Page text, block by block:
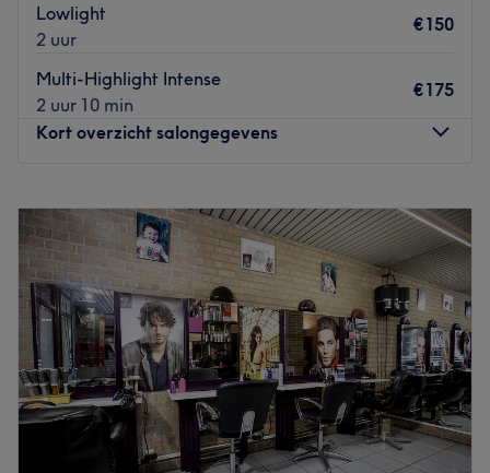
Lowlight
2 uur
€150
Multi-Highlight Intense
2 uur 10 min
€175
Kort overzicht salongegevens
Dinsdag
10:00–19:30
Woensdag
10:00– 19:30
Donderdag
10:00–19:30
Vrijdag
10:00 –19:30
Zaterdag
10:00–19:30
Zondag
Gesloten
Magic Touch by V&H in Auderghem is een moderne hair
salon waar zorg en comfort centraal staan, met als doel
iedere klant te laten stralen met een kapsel dat perfect